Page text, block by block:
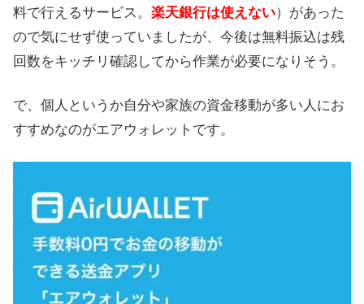
料で行えるサービス。 楽天銀行は使えない）があった
ので気にせず使っていましたが、今後は無料振込は残
回数をキッチリ確認してから作業が必要になりそう。
で、個人というか自分や家族の資金移動が多い人にお
すすめなのがエアウォレットです。